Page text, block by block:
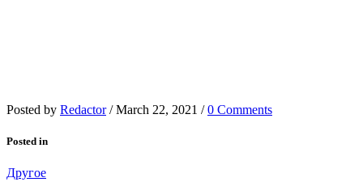
Posted by Redactor / March 22, 2021 / 0 Comments
Posted in
Другое